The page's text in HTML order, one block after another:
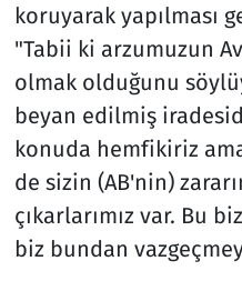
koruyarak yapılması
"Tabii ki arzumuzun
olmak olduğunu
beyan edilmiş
konuda hemfikiriz
de sizin (AB'nin)
çıkarlarımız var. Bu
biz bundan